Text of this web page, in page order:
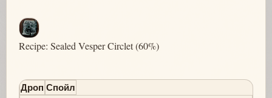
Recipe: Sealed Vesper Circlet (60%)
Дроп Спойл